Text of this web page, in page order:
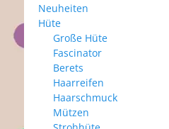
Neuheiten
Hüte
Große Hüte
Fascinator
Berets
Haarreifen
Haarschmuck
Mützen